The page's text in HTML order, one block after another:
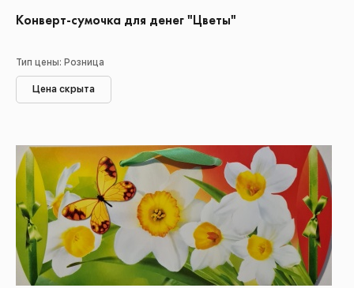
Конверт-сумочка для денег "Цветы"
Тип цены: Розница
Цена скрыта